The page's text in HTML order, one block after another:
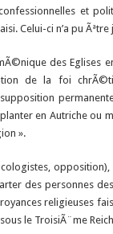
et
Celui-ci n’a pu
des Eglises
de la foi
en Autriche ou
».
des personnes
religieuses
le TroisiÃ¨me